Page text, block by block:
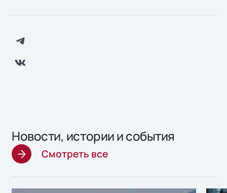
Новости, истории и события
Смотреть все